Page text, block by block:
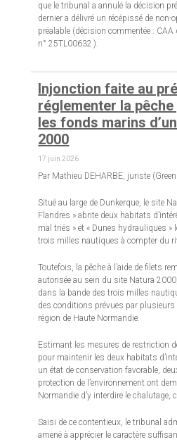
que le tribunal a annulé la décision
dernier a délivré un récépissé de
préalable (décision commentée :
n° 25TL00632 ).
Injonction faite au
réglementer la
les fonds marins
2000
17 juin 2026
Par Mathieu DEHARBE, juriste
Situé au large de Dunkerque, le site
Flandres » abrite deux habitats
mal triés » et « Dunes hydrauliques »
trois milles nautiques à compter du
Toutefois, la pêche à l’aide de filets
autorisée au sein du site Natura
dans la bande des trois milles
des conditions prévues par plusieurs
région de Haute Normandie.
Estimant les mesures de restriction
pour maintenir les deux habitats
un état de conservation favorable,
protection de l’environnement ont
Normandie d’y interdire le chalutage,
Saisi de ce contentieux, le tribunal
amené à apprécier le caractère